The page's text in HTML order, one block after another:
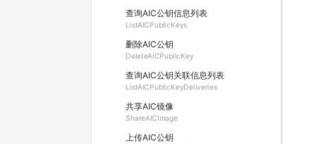
查询AIC公钥信息列表
ListAICPublicKeys
删除AIC公钥
DeleteAICPublicKey
查询AIC公钥关联信息列表
ListAICPublicKeyDeliveries
共享AIC镜像
ShareAICImage
上传AIC公钥